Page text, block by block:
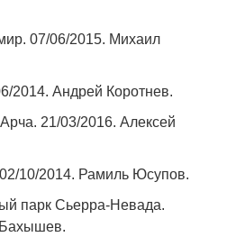
07/06/2015. Михаил
2014. Андрей Коротнев.
21/03/2016. Алексей
10/2014. Рамиль Юсупов.
парк Сьерра-Невада.